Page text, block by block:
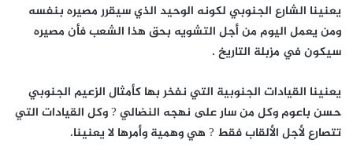
يعنينا الشارع الجنوبي لكونه الوحيد الذي سيقرر مصيره بنفسه
ومن يعمل اليوم من أجل التشويه بحق هذا الشعب فأن مصيره
سيكون في مزبلة التاريخ .
يعنينا القيادات الجنوبية التي نفخر بها كأمثال الزعيم الجنوبي
حسن باعوم وكل من سار على نهجه النضالي ? وكل القيادات التي
تتصارع لأجل الألقاب فقط ? هي وهمية وأمرها لا يعنينا.